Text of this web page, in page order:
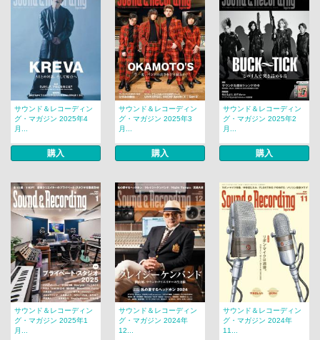
サウンド＆レコーディン
グ・マガジン 2025年4
月...
購入
サウンド＆レコーディン
グ・マガジン 2025年3
月...
購入
サウンド＆レコーディン
グ・マガジン 2025年2
月...
購入
サウンド＆レコーディン
グ・マガジン 2025年1
月...
サウンド＆レコーディン
グ・マガジン 2024年
12...
サウンド＆レコーディン
グ・マガジン 2024年
11...